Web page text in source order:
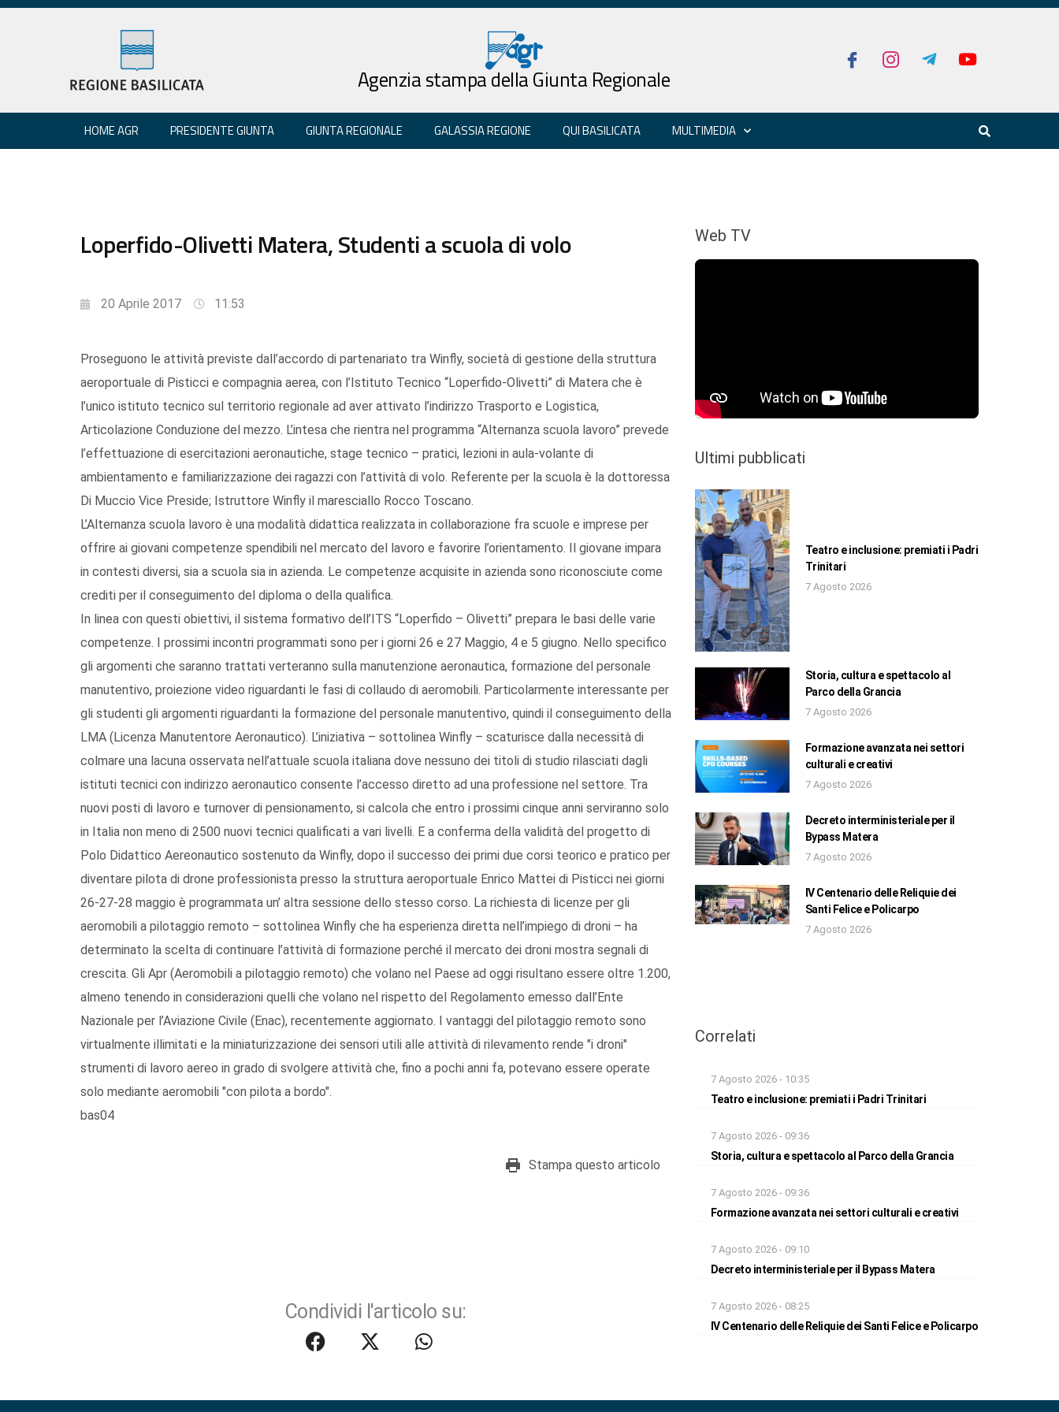
Agenzia stampa della Giunta Regionale
HOME AGR PRESIDENTE GIUNTA GIUNTA REGIONALE GALASSIA REGIONE QUI BASILICATA MULTIMEDIA
Loperfido-Olivetti Matera, Studenti a scuola di volo
20 Aprile 2017 11:53
Proseguono le attività previste dall’accordo di partenariato tra Winfly, società di gestione della struttura
aeroportuale di Pisticci e compagnia aerea, con l’Istituto Tecnico “Loperfido-Olivetti” di Matera che è
l’unico istituto tecnico sul territorio regionale ad aver attivato l’indirizzo Trasporto e Logistica,
Articolazione Conduzione del mezzo. L’intesa che rientra nel programma “Alternanza scuola lavoro” prevede
l’effettuazione di esercitazioni aeronautiche, stage tecnico – pratici, lezioni in aula-volante di
ambientamento e familiarizzazione dei ragazzi con l’attività di volo. Referente per la scuola è la dottoressa
Di Muccio Vice Preside; Istruttore Winfly il maresciallo Rocco Toscano.
L’Alternanza scuola lavoro è una modalità didattica realizzata in collaborazione fra scuole e imprese per
offrire ai giovani competenze spendibili nel mercato del lavoro e favorire l’orientamento. Il giovane impara
in contesti diversi, sia a scuola sia in azienda. Le competenze acquisite in azienda sono riconosciute come
crediti per il conseguimento del diploma o della qualifica.
In linea con questi obiettivi, il sistema formativo dell’ITS “Loperfido – Olivetti” prepara le basi delle varie
competenze. I prossimi incontri programmati sono per i giorni 26 e 27 Maggio, 4 e 5 giugno. Nello specifico
gli argomenti che saranno trattati verteranno sulla manutenzione aeronautica, formazione del personale
manutentivo, proiezione video riguardanti le fasi di collaudo di aeromobili. Particolarmente interessante per
gli studenti gli argomenti riguardanti la formazione del personale manutentivo, quindi il conseguimento della
LMA (Licenza Manutentore Aeronautico). L’iniziativa – sottolinea Winfly – scaturisce dalla necessità di
colmare una lacuna osservata nell’attuale scuola italiana dove nessuno dei titoli di studio rilasciati dagli
istituti tecnici con indirizzo aeronautico consente l’accesso diretto ad una professione nel settore. Tra
nuovi posti di lavoro e turnover di pensionamento, si calcola che entro i prossimi cinque anni serviranno solo
in Italia non meno di 2500 nuovi tecnici qualificati a vari livelli. E a conferma della validità del progetto di
Polo Didattico Aereonautico sostenuto da Winfly, dopo il successo dei primi due corsi teorico e pratico per
diventare pilota di drone professionista presso la struttura aeroportuale Enrico Mattei di Pisticci nei giorni
26-27-28 maggio è programmata un’ altra sessione dello stesso corso. La richiesta di licenze per gli
aeromobili a pilotaggio remoto – sottolinea Winfly che ha esperienza diretta nell’impiego di droni – ha
determinato la scelta di continuare l’attività di formazione perché il mercato dei droni mostra segnali di
crescita. Gli Apr (Aeromobili a pilotaggio remoto) che volano nel Paese ad oggi risultano essere oltre 1.200,
almeno tenendo in considerazioni quelli che volano nel rispetto del Regolamento emesso dall’Ente
Nazionale per l’Aviazione Civile (Enac), recentemente aggiornato. I vantaggi del pilotaggio remoto sono
virtualmente illimitati e la miniaturizzazione dei sensori utili alle attività di rilevamento rende "i droni"
strumenti di lavoro aereo in grado di svolgere attività che, fino a pochi anni fa, potevano essere operate
solo mediante aeromobili "con pilota a bordo".
bas04
Stampa questo articolo
Condividi l'articolo su:
Web TV
Ultimi pubblicati
Teatro e inclusione: premiati i Padri
Trinitari
7 Agosto 2026
Storia, cultura e spettacolo al
Parco della Grancia
7 Agosto 2026
Formazione avanzata nei settori
culturali e creativi
7 Agosto 2026
Decreto interministeriale per il
Bypass Matera
7 Agosto 2026
IV Centenario delle Reliquie dei
Santi Felice e Policarpo
7 Agosto 2026
Correlati
7 Agosto 2026 - 10:35
Teatro e inclusione: premiati i Padri Trinitari
7 Agosto 2026 - 09:36
Storia, cultura e spettacolo al Parco della Grancia
7 Agosto 2026 - 09:36
Formazione avanzata nei settori culturali e creativi
7 Agosto 2026 - 09:10
Decreto interministeriale per il Bypass Matera
7 Agosto 2026 - 08:25
IV Centenario delle Reliquie dei Santi Felice e Policarpo